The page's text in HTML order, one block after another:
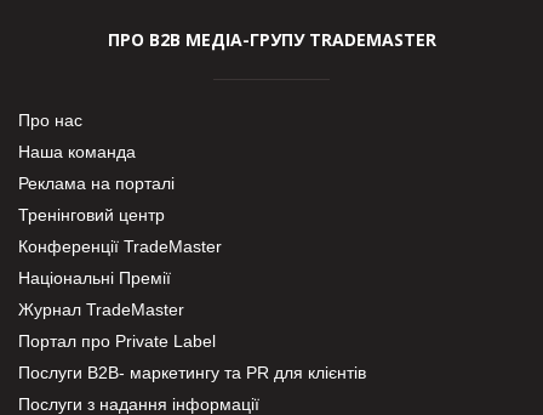
ПРО В2В МЕДІА-ГРУПУ TRADEMASTER
Про нас
Наша команда
Реклама на порталі
Тренінговий центр
Конференції TradeMaster
Національні Премії
Журнал TradeMaster
Портал про Private Label
Послуги В2В- маркетингу та PR для клієнтів
Послуги з надання інформації